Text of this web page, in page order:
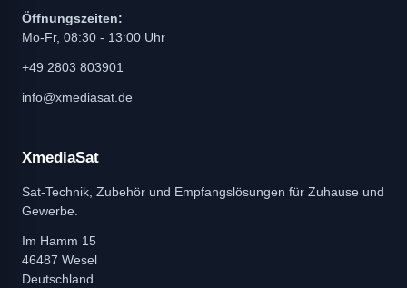
Öffnungszeiten:
Mo-Fr, 08:30 - 13:00 Uhr
+49 2803 803901
info@xmediasat.de
XmediaSat
Sat-Technik, Zubehör und Empfangslösungen für Zuhause und
Gewerbe.
Im Hamm 15
46487 Wesel
Deutschland